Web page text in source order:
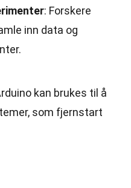
: Forskere
inn data og
kan brukes til å
som fjernstart